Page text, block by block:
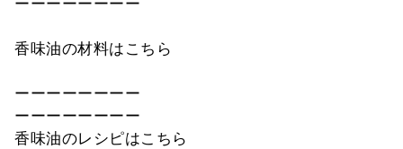
ーーーーーーーー
香味油の材料はこちら
ーーーーーーーー
ーーーーーーーー
香味油のレシピはこちら